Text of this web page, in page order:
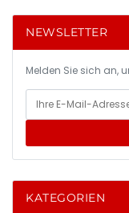
NEWSLETTER
Melden Sie sich an,
KATEGORIEN